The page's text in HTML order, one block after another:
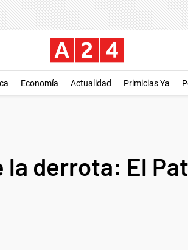
Economía Actualidad Primicias Ya
derrota: El